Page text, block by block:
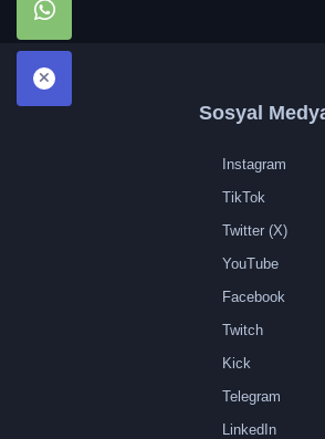
Sosyal
Instagram
TikTok
Twitter (X)
YouTube
Facebook
Twitch
Kick
Telegram
LinkedIn